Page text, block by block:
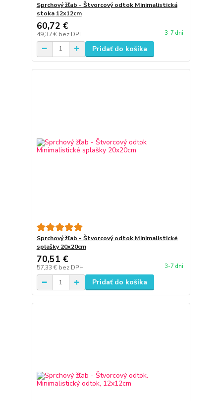
Sprchový žľab - Štvorcový odtok Minimalistická
stoka 12x12cm
60,72 €
49,37 € bez DPH 3-7 dni
Pridať do košíka
Sprchový žľab - Štvorcový odtok Minimalistické
splašky 20x20cm
70,51 €
57,33 € bez DPH 3-7 dni
Pridať do košíka